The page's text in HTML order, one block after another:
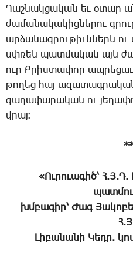
­Դաշ­նակ­ցա­կան եւ օ­տար
ժա­մա­նա­կա­կից­նե­րու
ար­ձա­նագ­րու­թիւն­ներն ու
սփռեն պատ­մա­կան այն
ուր Ք­րիս­տա­փոր ապ­րե­ցաւ
թո­ղեց հայ
գա­ղա­փա­րա­կան ու
վրայ։
«Ու­րո­ւա­գիծ՝
խմբա­գիր՝ ­Ժագ
­Լի­բա­նա­նի ­Կեդր.